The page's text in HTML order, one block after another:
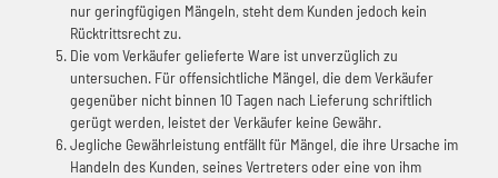
nur geringfügigen Mängeln, steht dem Kunden jedoch kein
Rücktrittsrecht zu.
Die vom Verkäufer gelieferte Ware ist unverzüglich zu
untersuchen. Für offensichtliche Mängel, die dem Verkäufer
gegenüber nicht binnen 10 Tagen nach Lieferung schriftlich
gerügt werden, leistet der Verkäufer keine Gewähr.
Jegliche Gewährleistung entfällt für Mängel, die ihre Ursache im
Handeln des Kunden, seines Vertreters oder eine von ihm